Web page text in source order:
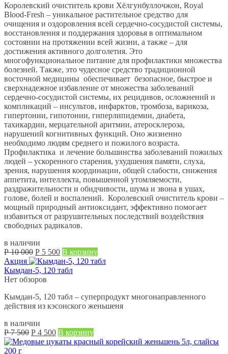
Королевский очиститель крови Хёлгунбуллочжон, Royal
Blood-Fresh – уникальное растительное средство для
очищения и оздоровления всей сердечно-сосудистой системы,
восстановления и поддержания здоровья в оптимальном
состоянии на протяжении всей жизни, а также – для
достижения активного долголетия. Это
многофункциональное питание для профилактики множества
болезней. Также, это чудесное средство традиционной
восточной медицины обеспечивает безопасное, быстрое и
сверхнадежное избавление от множества заболеваний
сердечно-сосудистой системы, их рецидивов, осложнений и
компликаций – инсультов, инфарктов, тромбоза, варикоза,
гипертонии, гипотонии, гиперлипидемии, диабета,
тахикардии, мерцательной аритмии, атеросклероза,
нарушений когнитивных функций. Оно жизненно
необходимо людям среднего и пожилого возраста.
Профилактика и лечение большинства заболеваний пожилых
людей – ускоренного старения, ухудшения памяти, слуха,
зрения, нарушения координации, общей слабости, снижения
аппетита, интеллекта, повышенной утомляемости,
раздражительности и обидчивости, шума и звона в ушах,
голове, болей и воспалений. Королевский очиститель крови –
мощный природный антиоксидант, эффективно помогает
избавиться от разрушительных последствий воздействия
свободных радикалов.
в наличии
Р 10 000 Первоначальная
цена
составляла
Р
Р 5 500Текущая
цена:
Р
В корзину
Акция
Кымдан-5, 120 табл
Нет обзоров
Кымдан-5, 120 табл – суперпродукт многонаправленного
действия из кэсонского женьшеня
в наличии
Р 7 500 Первоначальная
цена
Р 4 500Текущая
цена:
В корзину